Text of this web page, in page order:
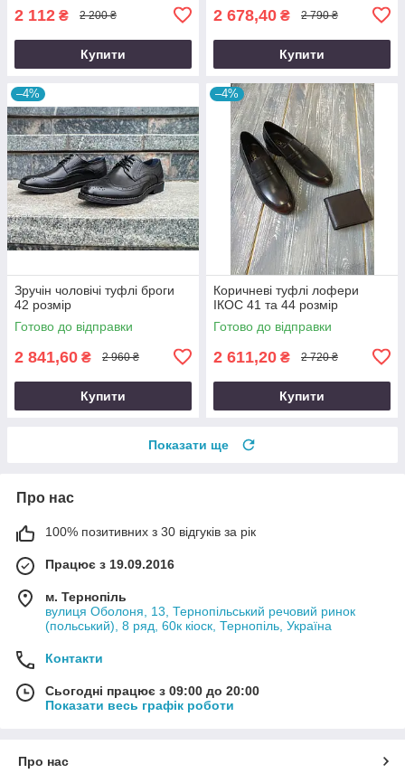
2 112 ₴ 2 200 ₴
Купити
2 678,40 ₴ 2 790 ₴
Купити
–4%
Зручін чоловічі туфлі броги
42 розмір
Готово до відправки
2 841,60 ₴ 2 960 ₴
Купити
–4%
Коричневі туфлі лофери
ІКОС 41 та 44 розмір
Готово до відправки
2 611,20 ₴ 2 720 ₴
Купити
Показати ще
Про нас
100% позитивних з 30 відгуків за рік
Працює з 19.09.2016
м. Тернопіль
вулиця Оболоня, 13, Тернопільський речовий ринок
(польський), 8 ряд, 60к кіоск, Тернопіль, Україна
Контакти
Сьогодні працює з 09:00 до 20:00
Показати весь графік роботи
Про нас